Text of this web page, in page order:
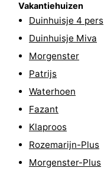
Zee
Alkmaar
Egmond
Zee
Noordhollands
duinreservaat
Wijk
Zee
Natuur
Zuid-
Amsterdam
Vakantiehuizen
Duinhuisje 4 pers
Duinhuisje Miva
Morgenster
Patrijs
Waterhoen
Fazant
Klaproos
Rozemarijn-Plus
Morgenster-Plus